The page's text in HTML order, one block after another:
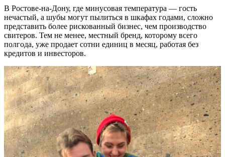
В Ростове-на-Дону, где минусовая температура — гость
нечастый, а шубы могут пылиться в шкафах годами, сложно
представить более рискованный бизнес, чем производство
свитеров. Тем не менее, местный бренд, которому всего
полгода, уже продает сотни единиц в месяц, работая без
кредитов и инвесторов.